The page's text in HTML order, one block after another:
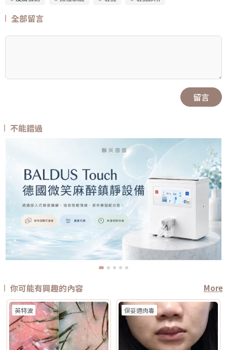
全部留言
留言
不能錯過
你可能有興趣的內容 More
英特波 保妥適肉毒